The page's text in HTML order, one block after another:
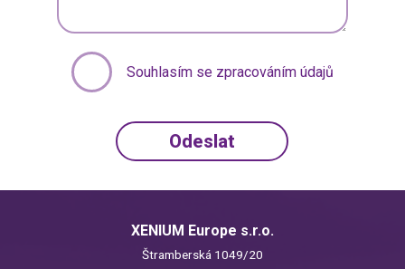
Souhlasím se zpracováním údajů
XENIUM Europe s.r.o.
Štramberská 1049/20